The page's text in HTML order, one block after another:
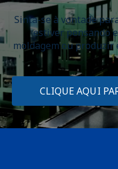
Sinta-se à vontade
estiver pensando
moldagem ou
CLIQUE AQUI